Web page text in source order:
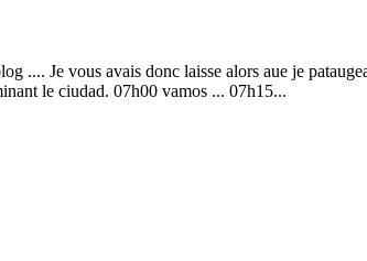
.... Je vous avais donc laisse alors aue je
le ciudad. 07h00 vamos ... 07h15...